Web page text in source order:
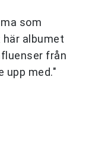
som
här albumet
från
upp med."